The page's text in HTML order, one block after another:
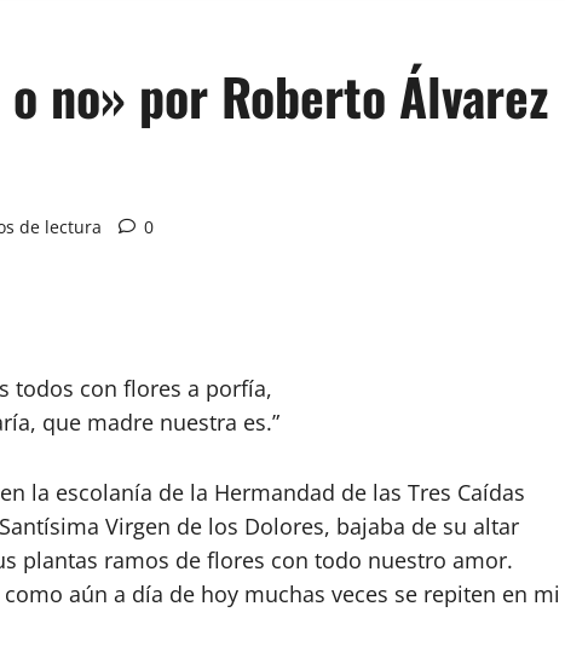
no» por Roberto Álvarez
de lectura 0
todos con flores a porfía,
que madre nuestra es.”
la escolanía de la Hermandad de las Tres Caídas
Virgen de los Dolores, bajaba de su altar
plantas ramos de flores con todo nuestro amor.
aún a día de hoy muchas veces se repiten en mi